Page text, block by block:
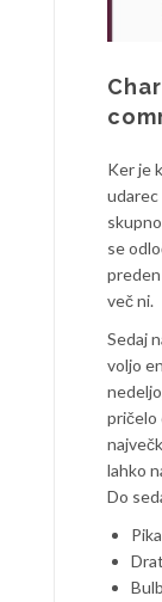
Ker je
udarec
se
več ni.
Sedaj
voljo
pričelo
lahko
Do